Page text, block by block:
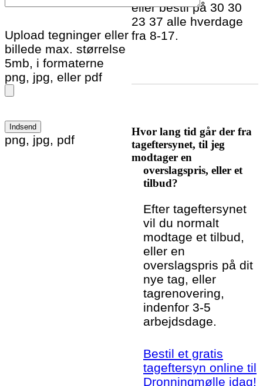
Upload tegninger eller
billede max. størrelse
5mb, i formaterne
png, jpg, eller pdf
Please leave this field empty.
png, jpg, pdf
eller bestil på 30 30
23 37 alle hverdage
fra 8-17.
Hvor lang tid går der fra
tageftersynet, til jeg
modtager en
overslagspris, eller et
tilbud?
Efter tageftersynet
vil du normalt
modtage et tilbud,
eller en
overslagspris på dit
nye tag, eller
tagrenovering,
indenfor 3-5
arbejdsdage.
Bestil et gratis
tageftersyn online til
Dronningmølle idag!